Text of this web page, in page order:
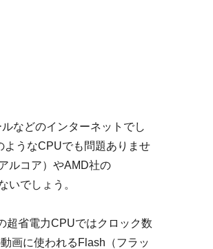
などのインターネットでし
ようなCPUでも問題ありませ
ルコア）やAMD社の
いでしょう。
超省電力CPUではクロック数
画に使われるFlash（フラッ